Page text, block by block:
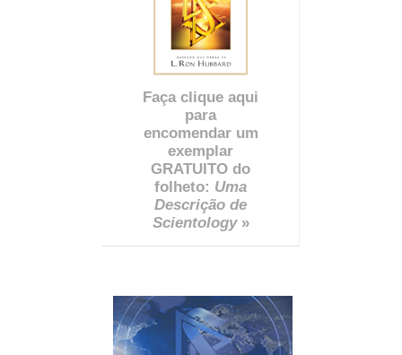
Faça clique aqui
para
encomendar um
exemplar
GRATUITO do
folheto: Uma
Descrição de
Scientology»